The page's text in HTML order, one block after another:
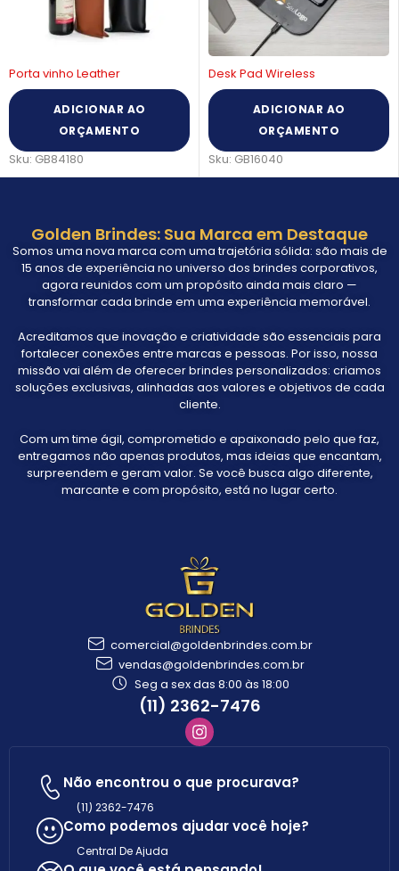
Porta vinho Leather
ADICIONAR AO
ORÇAMENTO
Sku: GB84180
Desk Pad Wireless
ADICIONAR AO
ORÇAMENTO
Sku: GB16040
Golden Brindes: Sua Marca em Destaque
Somos uma nova marca com uma trajetória sólida: são mais de
15 anos de experiência no universo dos brindes corporativos,
agora reunidos com um propósito ainda mais claro —
transformar cada brinde em uma experiência memorável.
Acreditamos que inovação e criatividade são essenciais para
fortalecer conexões entre marcas e pessoas. Por isso, nossa
missão vai além de oferecer brindes personalizados: criamos
soluções exclusivas, alinhadas aos valores e objetivos de cada
cliente.
Com um time ágil, comprometido e apaixonado pelo que faz,
entregamos não apenas produtos, mas ideias que encantam,
surpreendem e geram valor. Se você busca algo diferente,
marcante e com propósito, está no lugar certo.
comercial@goldenbrindes.com.br
vendas@goldenbrindes.com.br
Seg a sex das 8:00 às 18:00
(11) 2362-7476
Não encontrou o que procurava?
(11) 2362-7476
Como podemos ajudar você hoje?
Central De Ajuda